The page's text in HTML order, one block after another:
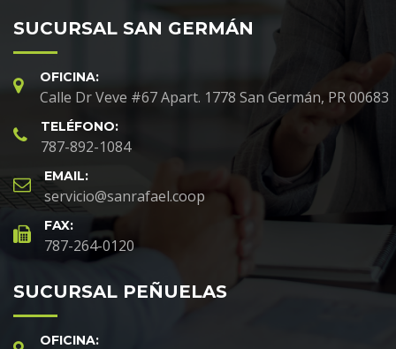
SUCURSAL SAN GERMÁN
OFICINA:
Calle Dr Veve #67 Apart. 1778 San Germán, PR 00683
TELÉFONO:
787-892-1084
EMAIL:
servicio@sanrafael.coop
FAX:
787-264-0120
SUCURSAL PEÑUELAS
OFICINA: